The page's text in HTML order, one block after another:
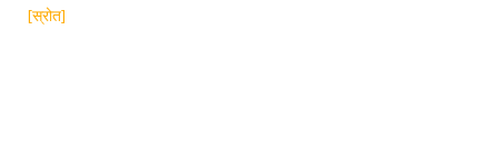
[स्रोत]